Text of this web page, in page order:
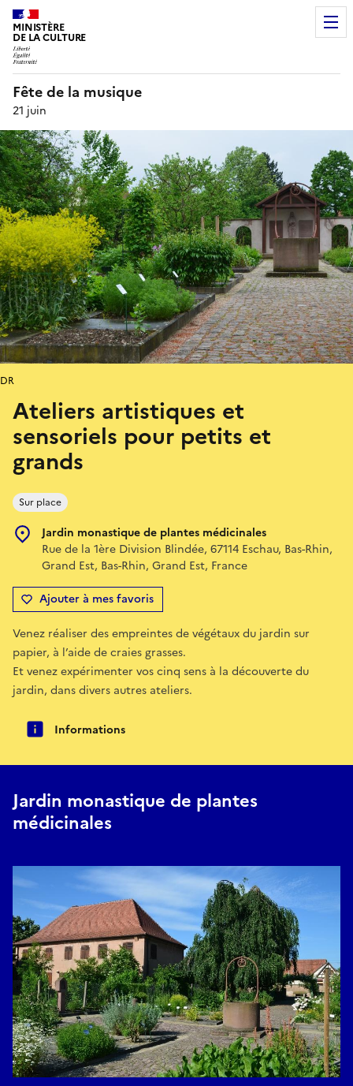
MINISTÈRE
DE LA CULTURE
Fête de la musique
21 juin
Ateliers artistiques et
sensoriels pour petits et
grands
Sur place
Jardin monastique de plantes médicinales
Rue de la 1ère Division Blindée, 67114 Eschau, Bas-Rhin,
Grand Est, Bas-Rhin, Grand Est, France
Ajouter à mes favoris
DR
Venez réaliser des empreintes de végétaux du jardin sur
papier, à l’aide de craies grasses.
Et venez expérimenter vos cinq sens à la découverte du
jardin, dans divers autres ateliers.
Informations
Jardin monastique de plantes
médicinales